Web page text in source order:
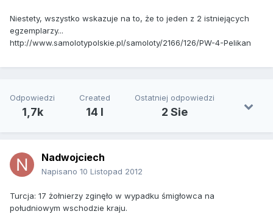
Niestety, wszystko wskazuje na to, że to jeden z 2 istniejących
egzemplarzy...
http://www.samolotypolskie.pl/samoloty/2166/126/PW-4-Pelikan
Odpowiedzi
1,7k
Created
14 l
Ostatniej odpowiedzi
2 Sie
Nadwojciech
Napisano 10 Listopad 2012
Turcja: 17 żołnierzy zginęło w wypadku śmigłowca na
południowym wschodzie kraju.